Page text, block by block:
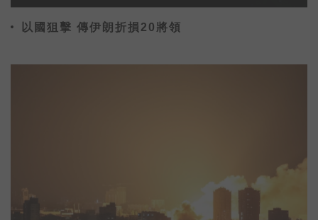
以國狙擊 傳伊朗折損20將領